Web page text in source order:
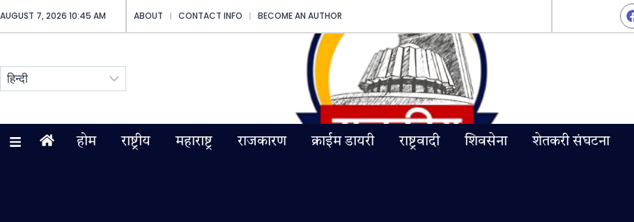
AUGUST 7, 2026 10:45 AM ABOUT CONTACT INFO BECOME AN AUTHOR
होम राष्ट्रीय महाराष्ट्र राजकारण क्राईम डायरी राष्ट्रवादी शिवसेना शेतकरी संघटना